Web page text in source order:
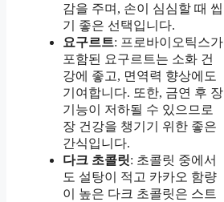
감을 주며, 손이 심심할 때 씹
기 좋은 선택입니다.
요구르트: 프로바이오틱스가
포함된 요구르트는 소화 건
강에 좋고, 면역력 향상에도
기여합니다. 또한, 금연 후 장
기능이 저하될 수 있으므로
장 건강을 챙기기 위한 좋은
간식입니다.
다크 초콜릿: 초콜릿 중에서
도 설탕이 적고 카카오 함량
이 높은 다크 초콜릿은 스트